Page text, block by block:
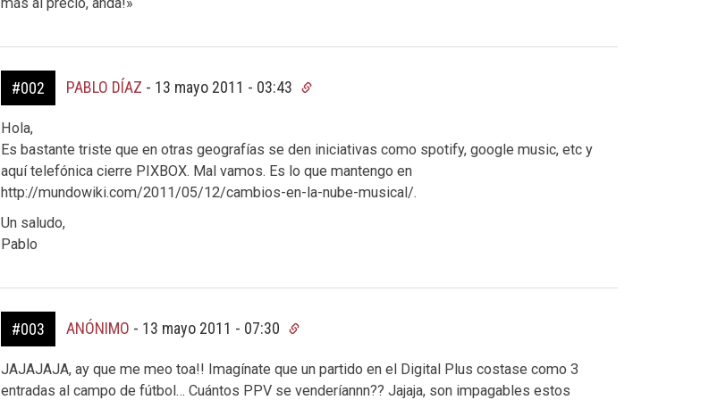
#002 PABLO DÍAZ - 13 mayo 2011 - 03:43
Hola,
Es bastante triste que en otras geografías se den iniciativas como spotify, google music, etc y
aquí telefónica cierre PIXBOX. Mal vamos. Es lo que mantengo en
http://mundowiki.com/2011/05/12/cambios-en-la-nube-musical/.
Un saludo,
Pablo
#003 ANÓNIMO - 13 mayo 2011 - 07:30
JAJAJAJA, ay que me meo toa!! Imagínate que un partido en el Digital Plus costase como 3
entradas al campo de fútbol… Cuántos PPV se venderíannn?? Jajaja, son impagables estos